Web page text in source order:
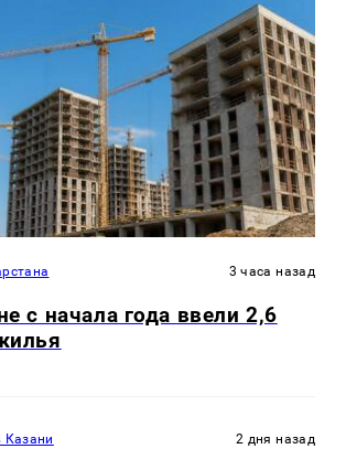
3 часа назад
с начала года ввели 2,6
Казани 2 дня назад